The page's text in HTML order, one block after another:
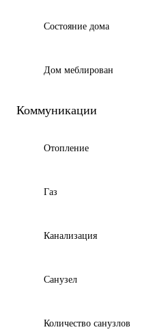
Состояние дома
Дом меблирован
Коммуникации
Отопление
Газ
Канализация
Санузел
Количество санузлов